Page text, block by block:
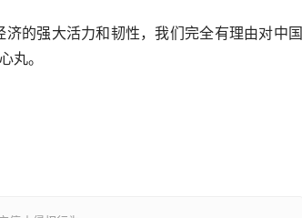
的强大活力和韧性，我们完全有理由对中国
丸。